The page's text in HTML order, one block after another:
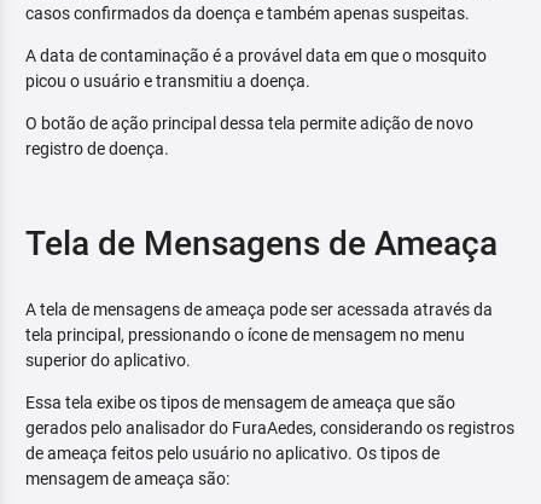
casos confirmados da doença e também apenas suspeitas.
A data de contaminação é a provável data em que o mosquito
picou o usuário e transmitiu a doença.
O botão de ação principal dessa tela permite adição de novo
registro de doença.
Tela de Mensagens de Ameaça
A tela de mensagens de ameaça pode ser acessada através da
tela principal, pressionando o ícone de mensagem no menu
superior do aplicativo.
Essa tela exibe os tipos de mensagem de ameaça que são
gerados pelo analisador do FuraAedes, considerando os registros
de ameaça feitos pelo usuário no aplicativo. Os tipos de
mensagem de ameaça são: